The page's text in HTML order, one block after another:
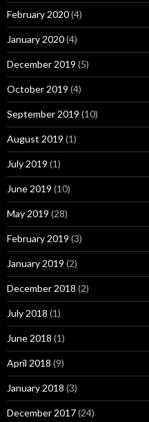
February 2020(4)
January 2020(4)
December 2019 (5)
October 2019 (4)
September 2019 (10)
August 2019 (1)
July 2019 (1)
June 2019 (10)
May 2019 (28)
February 2019 (3)
January 2019 (2)
December 2018 (2)
July 2018 (1)
June 2018 (1)
April 2018 (9)
January 2018 (3)
December 2017(24)